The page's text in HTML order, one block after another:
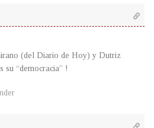
(del Diario de Hoy) y Dutriz
su “democracia” !